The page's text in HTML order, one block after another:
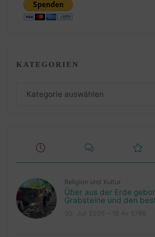
KATEGORIEN
Religion und Kultur
Über aus der Erde
Grabsteine und den